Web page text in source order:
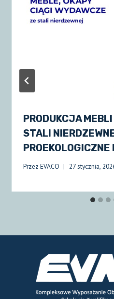
PRODUKCJA
STALI
Przez EVACO 27 stycznia,